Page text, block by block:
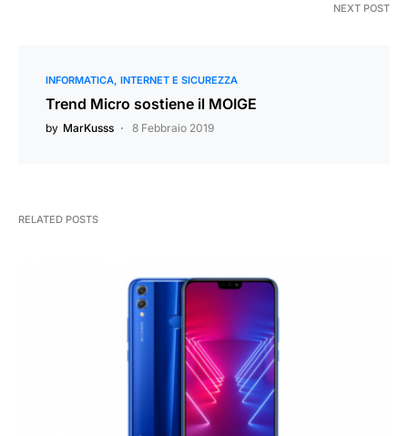
NEXT POST
INFORMATICA INTERNET E SICUREZZA
Trend Micro sostiene il MOIGE
by MarKusss 8 Febbraio 2019
RELATED POSTS